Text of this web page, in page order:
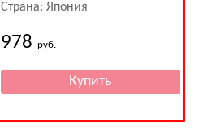
Страна: Япония
978 руб.